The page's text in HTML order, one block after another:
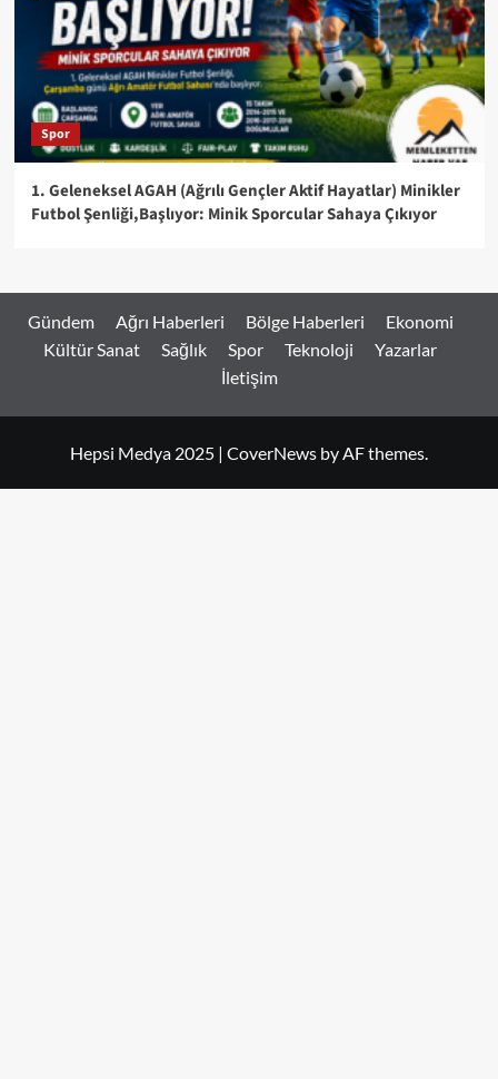
Spor
1. Geleneksel AGAH (Ağrılı Gençler Aktif Hayatlar) Minikler
Futbol Şenliği,Başlıyor: Minik Sporcular Sahaya Çıkıyor
Gündem Ağrı Haberleri Bölge Haberleri
Ekonomi
Kültür Sanat
Sağlık Spor Teknoloji
Yazarlar
İletişim
Hepsi Medya 2025 | CoverNews by AF themes.